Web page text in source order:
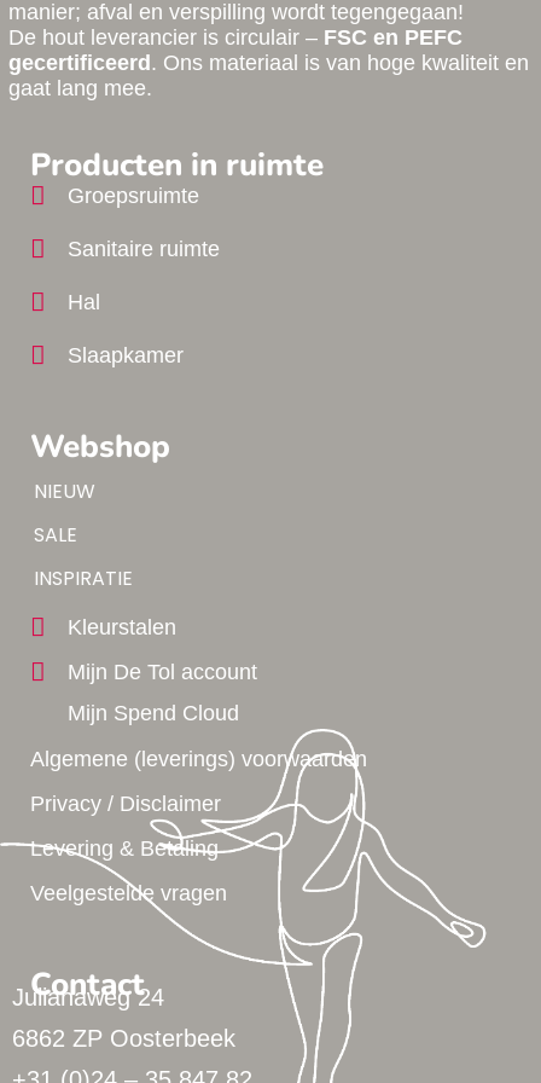
Contact
Julianaweg 24
6862 ZP Oosterbeek
Webshop
NIEUW
SALE
INSPIRATIE
Kleurstalen
Mijn De Tol account
Mijn Spend Cloud
Algemene (leverings) voorwaarden
Privacy / Disclaimer
Levering & Betaling
Veelgestelde vragen
Producten in ruimte
Groepsruimte
Sanitaire ruimte
Hal
Slaapkamer
manier; afval en verspilling wordt tegengegaan!
De hout leverancier is circulair – FSC en PEFC
gecertificeerd . Ons materiaal is van hoge kwaliteit en
gaat lang mee.